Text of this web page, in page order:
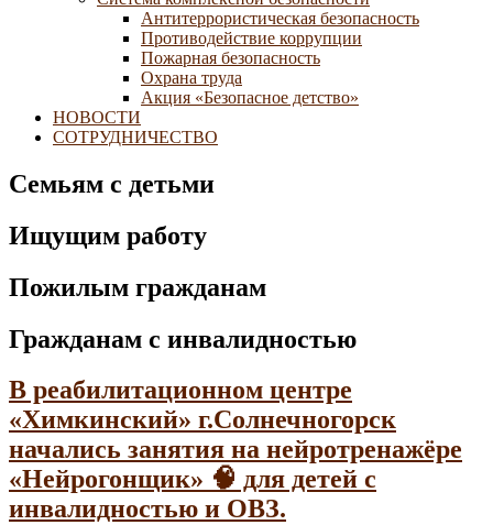
Антитеррористическая безопасность
Противодействие коррупции
Пожарная безопасность
Охрана труда
Акция «Безопасное детство»
НОВОСТИ
СОТРУДНИЧЕСТВО
Семьям с детьми
Ищущим работу
Пожилым гражданам
Гражданам с инвалидностью
В реабилитационном центре
«Химкинский» г.Солнечногорск
начались занятия на нейротренажёре
«Нейрогонщик» 🧠 для детей с
инвалидностью и ОВЗ.